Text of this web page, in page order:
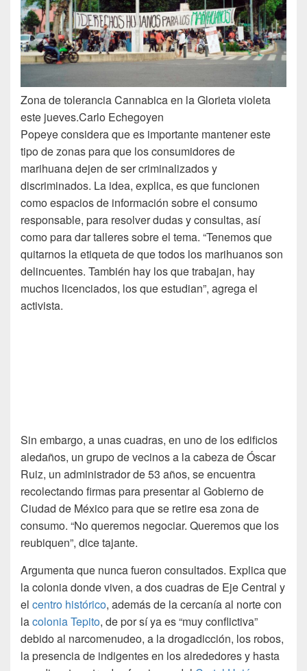
Zona de tolerancia Cannabica en la Glorieta violeta
este jueves.Carlo Echegoyen
Popeye considera que es importante mantener este
tipo de zonas para que los consumidores de
marihuana dejen de ser criminalizados y
discriminados. La idea, explica, es que funcionen
como espacios de información sobre el consumo
responsable, para resolver dudas y consultas, así
como para dar talleres sobre el tema. “Tenemos que
quitarnos la etiqueta de que todos los marihuanos son
delincuentes. También hay los que trabajan, hay
muchos licenciados, los que estudian”, agrega el
activista.
Sin embargo, a unas cuadras, en uno de los edificios
aledaños, un grupo de vecinos a la cabeza de Óscar
Ruiz, un administrador de 53 años, se encuentra
recolectando firmas para presentar al Gobierno de
Ciudad de México para que se retire esa zona de
consumo. “No queremos negociar. Queremos que los
reubiquen”, dice tajante.
Argumenta que nunca fueron consultados. Explica que
la colonia donde viven, a dos cuadras de Eje Central y
el centro histórico, además de la cercanía al norte con
lacolonia Tepito, de por sí ya es “muy conflictiva”
debido al narcomenudeo, a la drogadicción, los robos,
la presencia de indigentes en los alrededores y hasta